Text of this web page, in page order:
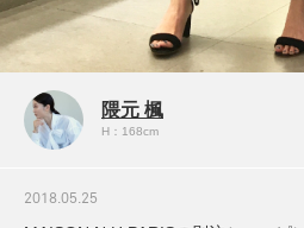
隈元 楓
H：168cm
2018.05.25